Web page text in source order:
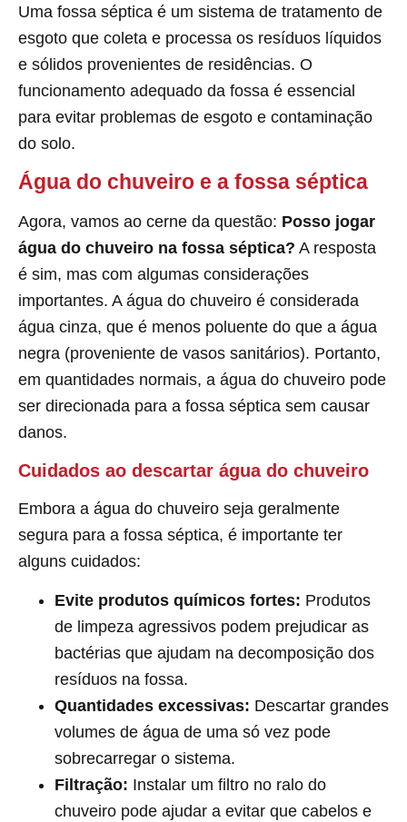
Uma fossa séptica é um sistema de tratamento de
esgoto que coleta e processa os resíduos líquidos
e sólidos provenientes de residências. O
funcionamento adequado da fossa é essencial
para evitar problemas de esgoto e contaminação
do solo.
Água do chuveiro e a fossa séptica
Agora, vamos ao cerne da questão: Posso jogar
água do chuveiro na fossa séptica? A resposta
é sim, mas com algumas considerações
importantes. A água do chuveiro é considerada
água cinza, que é menos poluente do que a água
negra (proveniente de vasos sanitários). Portanto,
em quantidades normais, a água do chuveiro pode
ser direcionada para a fossa séptica sem causar
danos.
Cuidados ao descartar água do chuveiro
Embora a água do chuveiro seja geralmente
segura para a fossa séptica, é importante ter
alguns cuidados:
Evite produtos químicos fortes: Produtos
de limpeza agressivos podem prejudicar as
bactérias que ajudam na decomposição dos
resíduos na fossa.
Quantidades excessivas: Descartar grandes
volumes de água de uma só vez pode
sobrecarregar o sistema.
Filtração: Instalar um filtro no ralo do
chuveiro pode ajudar a evitar que cabelos e